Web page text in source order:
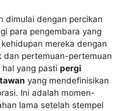
dimulai dengan percikan
para pengembara yang
mereka dengan
dan pertemuan-pertemuan
yang pasti pergi
yang mendefinisikan
Ini adalah momen-
lama setelah stempel